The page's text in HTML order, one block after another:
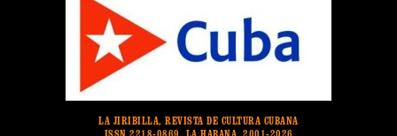
LA JIRIBILLA, REVISTA DE CULTURA CUBANA